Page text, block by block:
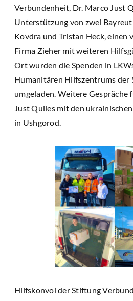
Verbundenheit, Dr. Marco Just
Unterstützung von zwei
Kovdra und Tristan Heck, einen
Firma Zieher mit weiteren
Ort wurden die Spenden in
Humanitären Hilfszentrums der
umgeladen. Weitere
Just Quiles mit den
in Ushgorod.
Hilfskonvoi der Stiftung